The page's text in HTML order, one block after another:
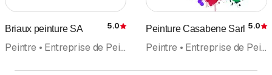
Briaux peinture SA Évaluation
5.0
Peintre • Entreprise de Peinture • Plâtrier • Plâtrerie-peinture • Rénovation • Façades • Isolation
Peinture Casabene Sarl 5.0
Peintre • Entreprise de Peinture • Plâtrier • Plâtrerie-peinture • Papiers peints • Rénovation • Façades • Isolation • Tapisserie